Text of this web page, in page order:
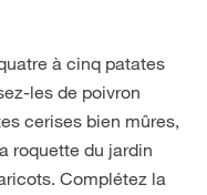
à cinq patates
les de poivron
cerises bien mûres,
roquette du jardin
Complétez la